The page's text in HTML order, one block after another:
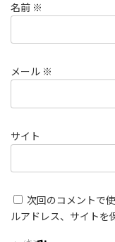
名前 ※
メール ※
サイト
次回のコメントで
ルアドレス、サイトを